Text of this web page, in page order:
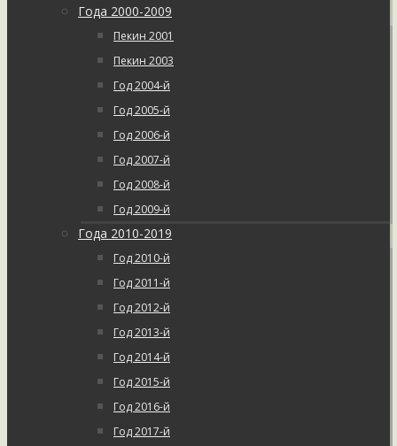
Года 2000-2009
Пекин 2001
Пекин 2003
Год 2004-й
Год 2005-й
Год 2006-й
Год 2007-й
Год 2008-й
Год 2009-й
Года 2010-2019
Год 2010-й
Год 2011-й
Год 2012-й
Год 2013-й
Год 2014-й
Год 2015-й
Год 2016-й
Год 2017-й